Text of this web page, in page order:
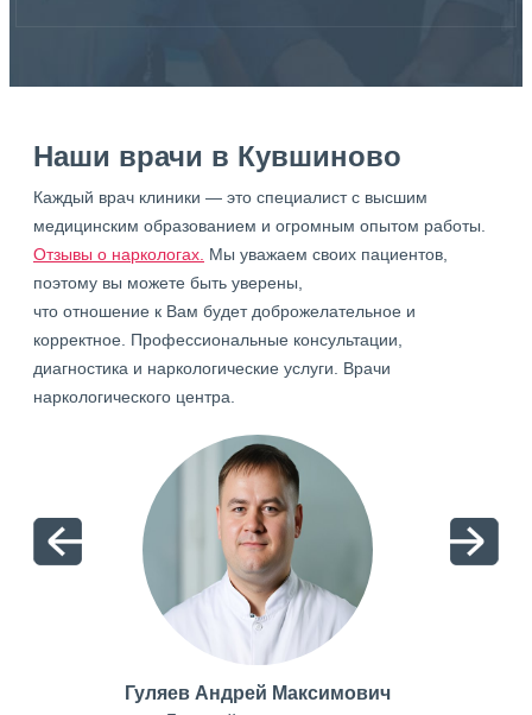
Наши врачи в Кувшиново
Каждый врач клиники — это специалист с высшим
медицинским образованием и огромным опытом работы.
Отзывы о наркологах. Мы уважаем своих пациентов,
поэтому вы можете быть уверены,
что отношение к Вам будет доброжелательное и
корректное. Профессиональные консультации,
диагностика и наркологические услуги. Врачи
наркологического центра.
Гуляев Андрей Максимович